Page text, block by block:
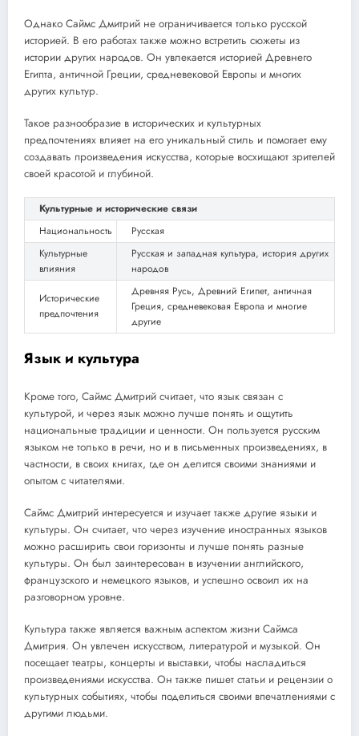
Однако Саймс Дмитрий не ограничивается только русской
историей. В его работах также можно встретить сюжеты из
истории других народов. Он увлекается историей Древнего
Египта, античной Греции, средневековой Европы и многих
других культур.
Такое разнообразие в исторических и культурных
предпочтениях влияет на его уникальный стиль и помогает ему
создавать произведения искусства, которые восхищают зрителей
своей красотой и глубиной.
Культурные и исторические связи
Национальность
Русская
Культурные
влияния
Русская и западная культура, история других
народов
Исторические
предпочтения
Древняя Русь, Древний Египет, античная
Греция, средневековая Европа и многие
другие
Язык и культура
Кроме того, Саймс Дмитрий считает, что язык связан с
культурой, и через язык можно лучше понять и ощутить
национальные традиции и ценности. Он пользуется русским
языком не только в речи, но и в письменных произведениях, в
частности, в своих книгах, где он делится своими знаниями и
опытом с читателями.
Саймс Дмитрий интересуется и изучает также другие языки и
культуры. Он считает, что через изучение иностранных языков
можно расширить свои горизонты и лучше понять разные
культуры. Он был заинтересован в изучении английского,
французского и немецкого языков, и успешно освоил их на
разговорном уровне.
Культура также является важным аспектом жизни Саймса
Дмитрия. Он увлечен искусством, литературой и музыкой. Он
посещает театры, концерты и выставки, чтобы насладиться
произведениями искусства. Он также пишет статьи и рецензии о
культурных событиях, чтобы поделиться своими впечатлениями с
другими людьми.